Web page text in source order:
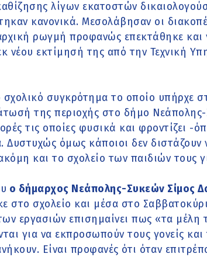
λίγων εκατοστών
κανονικά. Μεσολάβησαν οι
ρωγμή προφανώς επεκτάθηκε και
νέου εκτίμησή της από την Τεχνική
σχολικό συγκρότημα το οποίο υπήρχε
της περιοχής στο δήμο Νεάπολης-
τις οποίες φυσικά και φροντίζει -
Δυστυχώς όμως κάποιοι δεν διστάζουν
και το σχολείο των παιδιών τους
ο δήμαρχος Νεάπολης-Συκεών Σίμος
στο σχολείο και μέσα στο
εργασιών επισημαίνει πως «τα μέλη
για να εκπροσωπούν τους γονείς και
Είναι προφανές ότι όταν